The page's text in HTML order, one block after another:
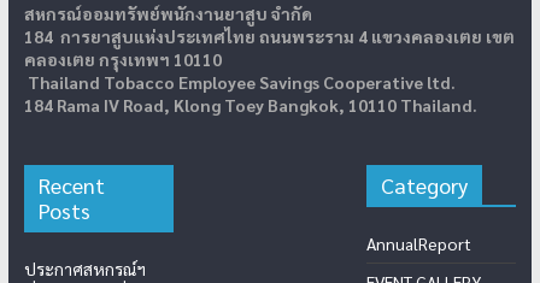
สหกรณ์ออมทรัพย์พนักงานยาสูบ จำกัด
184 การยาสูบแห่งประเทศไทย ถนนพระราม 4 แขวงคลองเตย เขต
คลองเตย กรุงเทพฯ 10110
Thailand Tobacco Employee Savings Cooperative ltd.
184 Rama IV Road, Klong Toey Bangkok, 10110 Thailand.
Recent
Posts
ประกาศสหกรณ์ฯ
Category
AnnualReport